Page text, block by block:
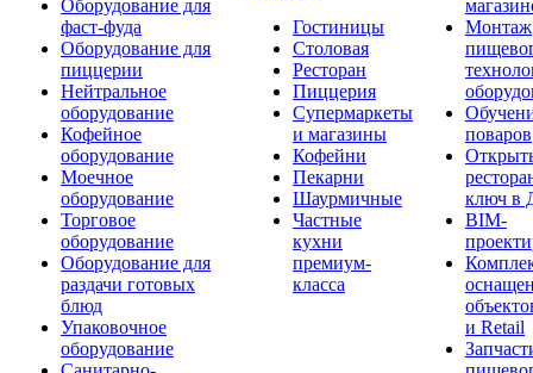
Оборудование для
фаст-фуда
Оборудование для
пиццерии
Нейтральное
оборудование
Кофейное
оборудование
Моечное
оборудование
Торговое
оборудование
Оборудование для
раздачи готовых
блюд
Упаковочное
оборудование
Гостиницы
Столовая
Ресторан
Пиццерия
Супермаркеты
и магазины
Кофейни
Пекарни
Шаурмичные
Частные
кухни
премиум-
класса
Монтаж
поваров
ключ в
BIM-
и Retail